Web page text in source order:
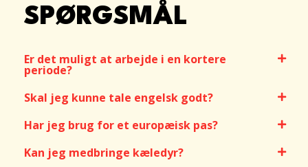
SPØRGSMÅL
Er det muligt at arbejde i en kortere
periode?
Skal jeg kunne tale engelsk godt?
Har jeg brug for et europæisk pas?
Kan jeg medbringe kæledyr?